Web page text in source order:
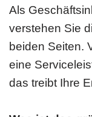
Als
verstehen Sie
beiden Seiten.
eine
das treibt Ihre